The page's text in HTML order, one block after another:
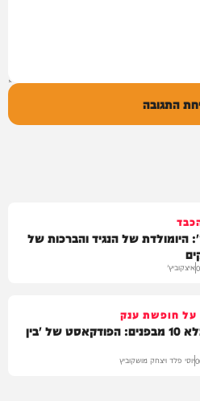
התגובה
היומולדת של הנגיד והברכות של
איצקוביץ'
על חופשת ענק
הצצה לכלא 10 מבפנים: הפודקאסט של 'בין
יוסי פלד ויצחק מושקוביץ